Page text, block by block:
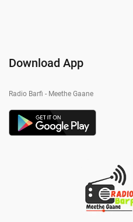
Download App
Radio Barfi - Meethe Gaane